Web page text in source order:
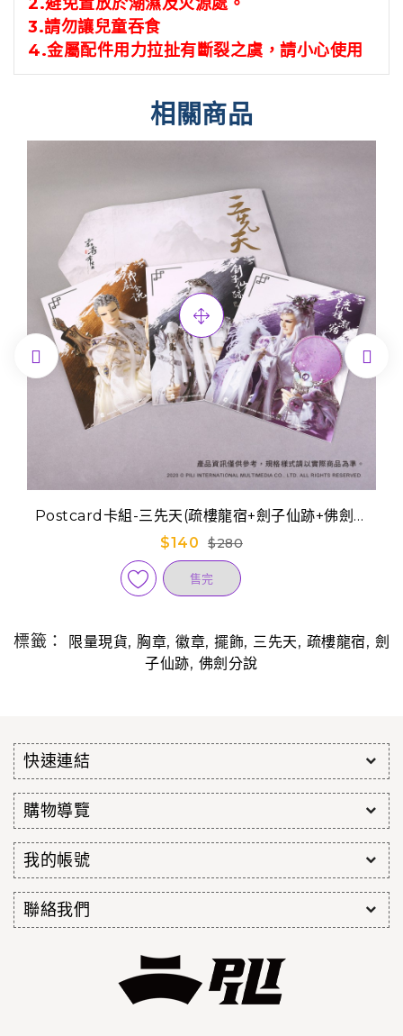
2.避免置放於潮濕及火源處。
3.請勿讓兒童吞食
4.金屬配件用力拉扯有斷裂之虞，請小心使用
相關商品
Postcard卡組-三先天(疏樓龍宿+劍子仙跡+佛劍分
說)
$140 $280
售完
 
標籤： 限量現貨, 胸章, 徽章, 擺飾, 三先天, 疏樓龍宿, 劍
子仙跡, 佛劍分說
快速連結
購物導覽
我的帳號
聯絡我們